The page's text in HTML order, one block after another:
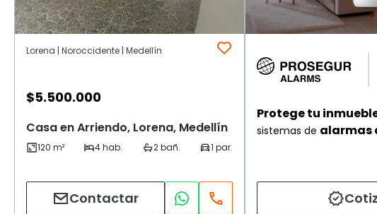
Lorena | Noroccidente | Medellín
$5.500.000
Casa en Arriendo, Lorena, Medellín
Contactar
Protege tu
sistemas de alarmas